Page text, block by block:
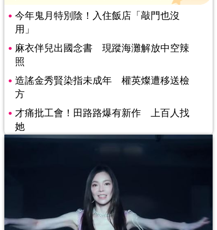
今年鬼月特別陰！入住飯店「敲門也沒
用」
麻衣伴兒出國念書 現蹤海灘解放中空辣
照
造謠金秀賢染指未成年 權英燦遭移送檢
方
才痛批工會！田路路爆有新作 上百人找
她